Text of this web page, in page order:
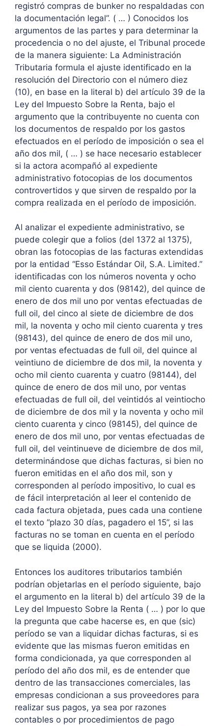
registró compras de bunker no respaldadas con
la documentación legal”. ( … ) Conocidos los
argumentos de las partes y para determinar la
procedencia o no del ajuste, el Tribunal procede
de la manera siguiente: La Administración
Tributaria formula el ajuste identificado en la
resolución del Directorio con el número diez
(10), en base en la literal b) del artículo 39 de la
Ley del Impuesto Sobre la Renta, bajo el
argumento que la contribuyente no cuenta con
los documentos de respaldo por los gastos
efectuados en el período de imposición o sea el
año dos mil, ( … ) se hace necesario establecer
si la actora acompañó al expediente
administrativo fotocopias de los documentos
controvertidos y que sirven de respaldo por la
compra realizada en el período de imposición.
Al analizar el expediente administrativo, se
puede colegir que a folios (del 1372 al 1375),
obran las fotocopias de las facturas extendidas
por la entidad “Esso Estándar Oil, S.A. Limited.”
identificadas con los números noventa y ocho
mil ciento cuarenta y dos (98142), del quince de
enero de dos mil uno por ventas efectuadas de
full oil, del cinco al siete de diciembre de dos
mil, la noventa y ocho mil ciento cuarenta y tres
(98143), del quince de enero de dos mil uno,
por ventas efectuadas de full oil, del quince al
veintiuno de diciembre de dos mil, la noventa y
ocho mil ciento cuarenta y cuatro (98144), del
quince de enero de dos mil uno, por ventas
efectuadas de full oil, del veintidós al veintiocho
de diciembre de dos mil y la noventa y ocho mil
ciento cuarenta y cinco (98145), del quince de
enero de dos mil uno, por ventas efectuadas de
full oil, del veintinueve de diciembre de dos mil,
determinándose que dichas facturas, si bien no
fueron emitidas en el año dos mil, son y
corresponden al período impositivo, lo cual es
de fácil interpretación al leer el contenido de
cada factura objetada, pues cada una contiene
el texto “plazo 30 días, pagadero el 15”, si las
facturas no se toman en cuenta en el período
que se liquida (2000).
Entonces los auditores tributarios también
podrían objetarlas en el período siguiente, bajo
el argumento en la literal b) del artículo 39 de la
Ley del Impuesto Sobre la Renta ( … ) por lo que
la pregunta que cabe hacerse es, en que (sic)
período se van a liquidar dichas facturas, si es
evidente que las mismas fueron emitidas en
forma condicionada, ya que corresponden al
período del año dos mil, es de entender que
dentro de las transacciones comerciales, las
empresas condicionan a sus proveedores para
realizar sus pagos, ya sea por razones
contables o por procedimientos de pago